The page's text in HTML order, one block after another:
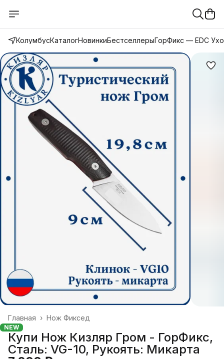
КолумбусКаталогНовинкиБестселлерыГорФикс — EDC
Нож Фиксед
Главная ›
NEW
Купи Нож Кизляр Гром - ГорФикс,
Cталь: VG-10, Рукоять: Микарта